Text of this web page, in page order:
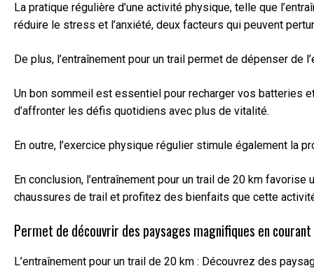
La pratique régulière d’une activité physique, telle que
réduire le stress et l’anxiété, deux facteurs qui peuvent
De plus, l’entraînement pour un trail permet de dépenser
Un bon sommeil est essentiel pour recharger vos batteries
d’affronter les défis quotidiens avec plus de vitalité.
En outre, l’exercice physique régulier stimule également la
En conclusion, l’entraînement pour un trail de 20 km
chaussures de trail et profitez des bienfaits que cette
Permet de découvrir des paysages magnifiques en
L’entraînement pour un trail de 20 km : Découvrez des